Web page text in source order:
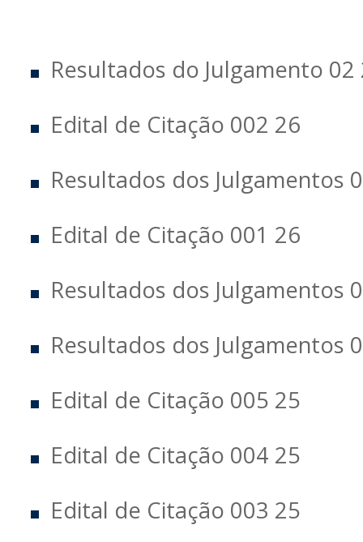
Resultados do Julgamento 02
Edital de Citação 002 26
Resultados dos Julgamentos
Edital de Citação 001 26
Resultados dos Julgamentos
Resultados dos Julgamentos
Edital de Citação 005 25
Edital de Citação 004 25
Edital de Citação 003 25